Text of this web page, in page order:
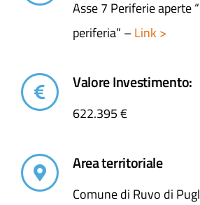
Asse 7 Periferie aperte
periferia” –Link >
Valore Investimento:
622.395 €
Area territoriale
Comune di Ruvo di